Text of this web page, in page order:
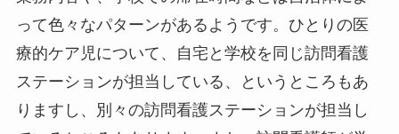
って色々なパターンがあるようです。ひとりの医
療的ケア児について、自宅と学校を同じ訪問看護
ステーションが担当している、というところもあ
りますし、別々の訪問看護ステーションが担当し